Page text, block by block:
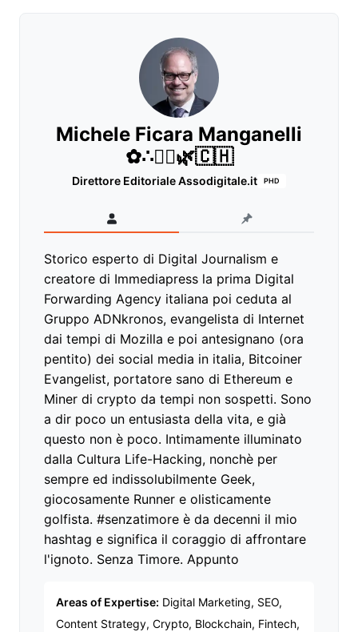
Michele Ficara Manganelli
✿∴♛🌿🇨🇭
Direttore Editoriale Assodigitale.it PHD
Storico esperto di Digital Journalism e
creatore di Immediapress la prima Digital
Forwarding Agency italiana poi ceduta al
Gruppo ADNkronos, evangelista di Internet
dai tempi di Mozilla e poi antesignano (ora
pentito) dei social media in italia, Bitcoiner
Evangelist, portatore sano di Ethereum e
Miner di crypto da tempi non sospetti. Sono
a dir poco un entusiasta della vita, e già
questo non è poco. Intimamente illuminato
dalla Cultura Life-Hacking, nonchè per
sempre ed indissolubilmente Geek,
giocosamente Runner e olisticamente
golfista. #senzatimore è da decenni il mio
hashtag e significa il coraggio di affrontare
l'ignoto. Senza Timore. Appunto
Areas of Expertise: Digital Marketing, SEO,
Content Strategy, Crypto, Blockchain, Fintech,